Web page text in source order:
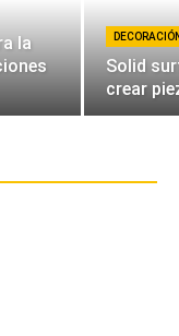
la
Solid
crear